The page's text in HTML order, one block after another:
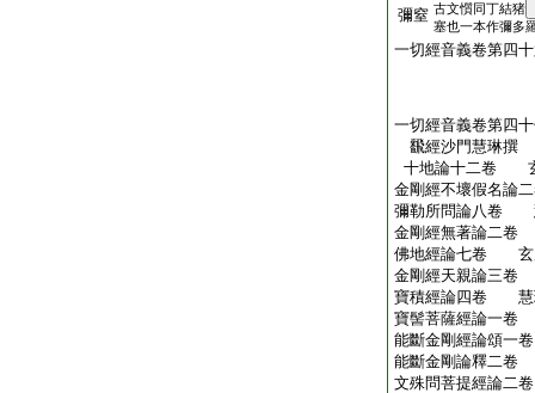
彌窒 古文懫同丁結猪
塞也一本作彌多
一切經音義卷第四
一切經音義卷第四
飜經沙門慧琳撰
十地論十二卷
金剛經不壞假名
彌勒所問論八卷
金剛經無著論二
佛地經論七卷 玄
金剛經天親論三
寶積經論四卷 慧
寶髻菩薩經論一
能斷金剛經論頌
能斷金剛論釋二
文殊問菩提經論